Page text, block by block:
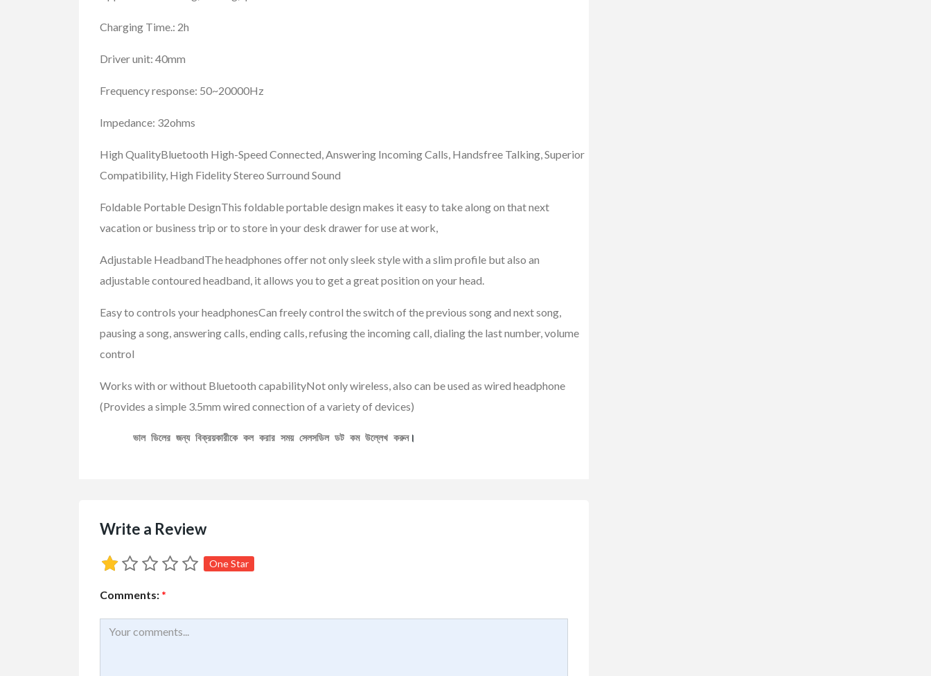
Charging Time.: 2h
Driver unit: 40mm
Frequency response: 50~20000Hz
Impedance: 32ohms
High QualityBluetooth High-Speed Connected, Answering Incoming Calls, Handsfree Talking, Superior
Compatibility, High Fidelity Stereo Surround Sound
Foldable Portable DesignThis foldable portable design makes it easy to take along on that next
vacation or business trip or to store in your desk drawer for use at work,
Adjustable HeadbandThe headphones offer not only sleek style with a slim profile but also an
adjustable contoured headband, it allows you to get a great position on your head.
Easy to controls your headphonesCan freely control the switch of the previous song and next song,
pausing a song, answering calls, ending calls, refusing the incoming call, dialing the last number, volume
control
Works with or without Bluetooth capabilityNot only wireless, also can be used as wired headphone
(Provides a simple 3.5mm wired connection of a variety of devices)
ভাল ডিলের জন্য বিক্রয়কারীকে কল করার সময় সেলসডিল ডট কম উল্লেখ করুন।
Write a Review
One Star
Comments: *